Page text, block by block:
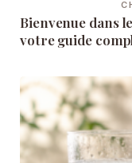
Bienvenue dans
votre guide